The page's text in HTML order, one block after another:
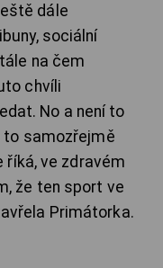
dále
sociální
na čem
chvíli
No a není to
to samozřejmě
říká, ve zdravém
že ten sport ve
Primátorka.